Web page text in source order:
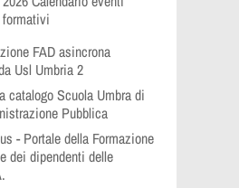
formativi
FAD asincrona
Usl Umbria 2
catalogo Scuola Umbra di
Pubblica
- Portale della Formazione
dei dipendenti delle